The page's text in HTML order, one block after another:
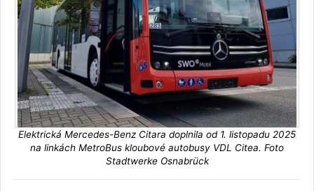
Elektrická Mercedes-Benz Citara doplnila od 1. listopadu 2025
na linkách MetroBus kloubové autobusy VDL Citea. Foto
Stadtwerke Osnabrück